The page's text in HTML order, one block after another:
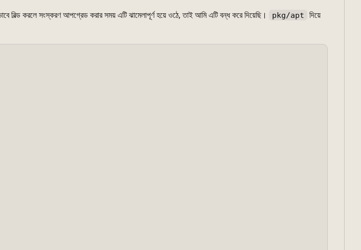
বিল্ড করলে সংস্করণ আপগ্রেড করার সময় এটি ঝামেলাপূর্ণ হয়ে ওঠে, তাই আমি এটি বন্ধ করে দিয়েছি। pkg/apt
দিয়ে